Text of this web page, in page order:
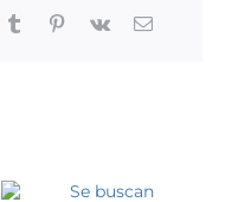
TumblrPinterest
Vk
Correo